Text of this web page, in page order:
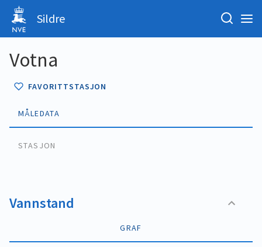
Sildre
Votna
FAVORITTSTASJON
MÅLEDATA
STASJON
Vannstand
GRAF